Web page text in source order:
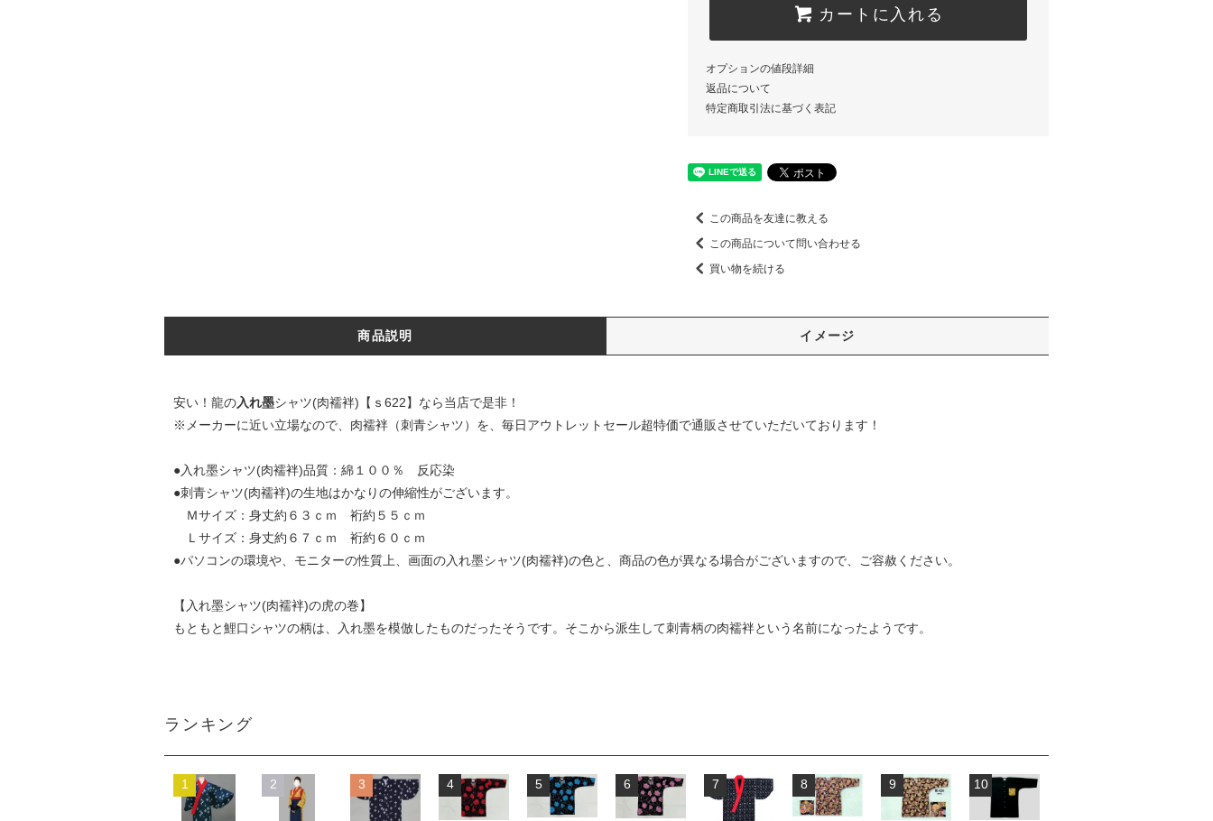
カートに入れる
オプションの値段詳細
返品について
特定商取引法に基づく表記
この商品を友達に教える
この商品について問い合わせる
買い物を続ける
商品説明 イメージ
安い！龍の入れ墨シャツ(肉襦袢)【ｓ622】なら当店で是非！
※メーカーに近い立場なので、肉襦袢（刺青シャツ）を、毎日アウトレットセール超特価で通販させていただいております！
●入れ墨シャツ(肉襦袢)品質：綿１００％ 反応染
●刺青シャツ(肉襦袢)の生地はかなりの伸縮性がございます。
Ｍサイズ：身丈約６３ｃｍ 裄約５５ｃｍ
Ｌサイズ：身丈約６７ｃｍ 裄約６０ｃｍ
●パソコンの環境や、モニターの性質上、画面の入れ墨シャツ(肉襦袢)の色と、商品の色が異なる場合がございますので、ご容赦ください。
【入れ墨シャツ(肉襦袢)の虎の巻】
もともと鯉口シャツの柄は、入れ墨を模倣したものだったそうです。そこから派生して刺青柄の肉襦袢という名前になったようです。
ランキング
1 2 3 4 5 6 7 8 9 10